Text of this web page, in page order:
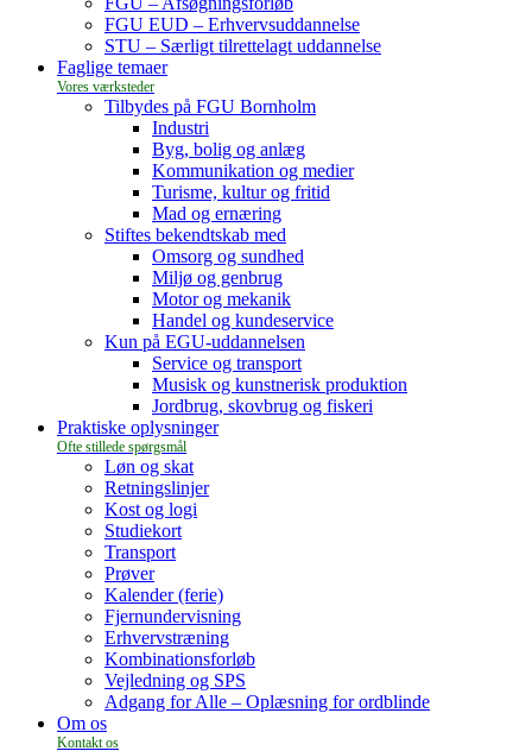
FGU EUD – Erhvervsuddannelse
STU – Særligt tilrettelagt uddannelse
Faglige temaer
Tilbydes på FGU Bornholm
Industri
Byg, bolig og anlæg
Kommunikation og medier
Turisme, kultur og fritid
Mad og ernæring
Stiftes bekendtskab med
Omsorg og sundhed
Miljø og genbrug
Motor og mekanik
Handel og kundeservice
Kun på EGU-uddannelsen
Service og transport
Musisk og kunstnerisk produktion
Jordbrug, skovbrug og fiskeri
Praktiske oplysninger
Løn og skat
Retningslinjer
Kost og logi
Studiekort
Transport
Prøver
Kalender (ferie)
Fjernundervisning
Erhvervstræning
Kombinationsforløb
Vejledning og SPS
Adgang for Alle – Oplæsning for ordblinde
Om os